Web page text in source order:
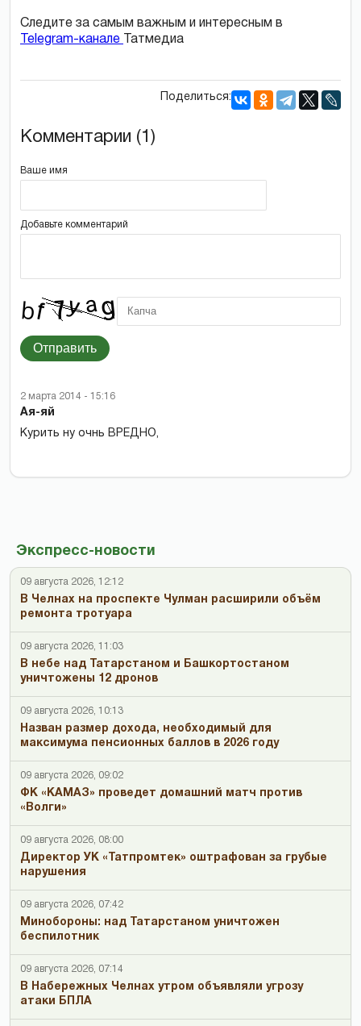
Экспресс-новости
09 августа 2026, 12:12
В Челнах на проспекте Чулман расширили объём
ремонта тротуара
09 августа 2026, 11:03
В небе над Татарстаном и Башкортостаном
уничтожены 12 дронов
09 августа 2026, 10:13
Назван размер дохода, необходимый для
максимума пенсионных баллов в 2026 году
09 августа 2026, 09:02
ФК «КАМАЗ» проведет домашний матч против
«Волги»
09 августа 2026, 08:00
Директор УК «Татпромтек» оштрафован за грубые
нарушения
09 августа 2026, 07:42
Минобороны: над Татарстаном уничтожен
беспилотник
09 августа 2026, 07:14
В Набережных Челнах утром объявляли угрозу
атаки БПЛА
Следите за самым важным и интересным в
Telegram-канале
Татмедиа
Поделиться:
Комментарии (1)
Ваше имя
Добавьте комментарий
Отправить
2 марта 2014 - 15:16
Ая-яй
Курить ну очнь ВРЕДНО,